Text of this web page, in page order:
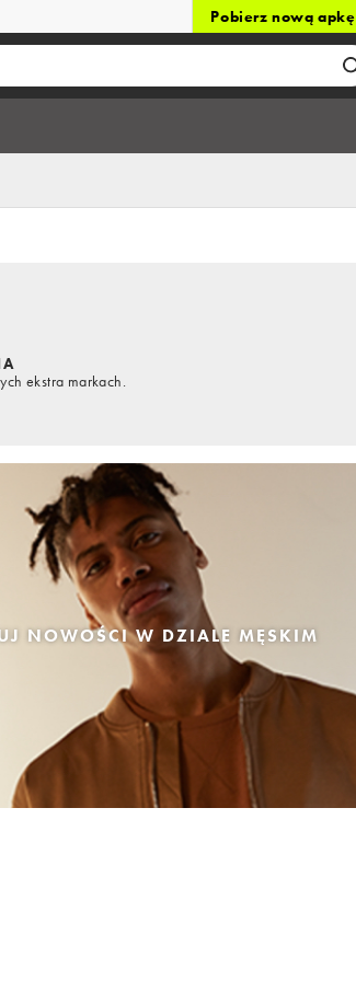
Pobierz nową apkę
ekstra markach.
NOWOŚCI W DZIALE MĘSKIM